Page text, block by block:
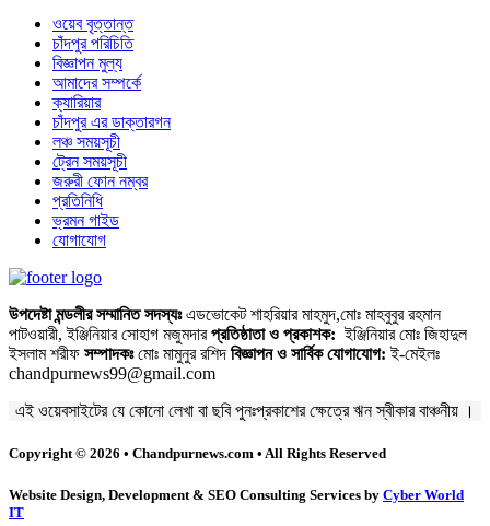
ওয়েব বৃত্তান্ত
চাঁদপুর পরিচিতি
বিজ্ঞাপন মুল্য
আমাদের সম্পর্কে
ক্যারিয়ার
চাঁদপুর এর ডাক্তারগন
লঞ্চ সময়সূচী
ট্রেন সময়সূচী
জরুরী ফোন নম্বর
প্রতিনিধি
ভ্রমন গাইড
যোগাযোগ
উপদেষ্টা মন্ডলীর সম্মানিত সদস্যঃএডভোকেট শাহরিয়ার মাহমুদ,মোঃ মাহবুবুর রহমান
পাটওয়ারী, ইঞ্জিনিয়ার সোহাগ মজুমদারপ্রতিষ্ঠাতা ও প্রকাশক: ইঞ্জিনিয়ার মোঃ জিহাদুল
ইসলাম শরীফ সম্পাদকঃমোঃ মামুনুর রশিদ বিজ্ঞাপন ও সার্বিক যোগাযোগ: ই-মেইলঃ
chandpurnews99@gmail.com
এই ওয়েবসাইটের যে কোনো লেখা বা ছবি পুনঃপ্রকাশের ক্ষেত্রে ঋন স্বীকার বাঞ্চনীয় ।
Copyright © 2026 • Chandpurnews.com • All Rights Reserved
Website Design, Development & SEO Consulting Services by Cyber World
IT